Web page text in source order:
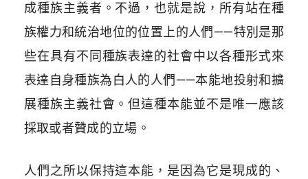
成種族主義者。不過，也就是說，所有站在種
族權力和統治地位的位置上的人們——特別是那
些在具有不同種族表達的社會中以各種形式來
表達自身種族為白人的人們——本能地投射和擴
展種族主義社會。但這種本能並不是唯一應該
採取或者贊成的立場。
人們之所以保持這本能，是因為它是現成的、